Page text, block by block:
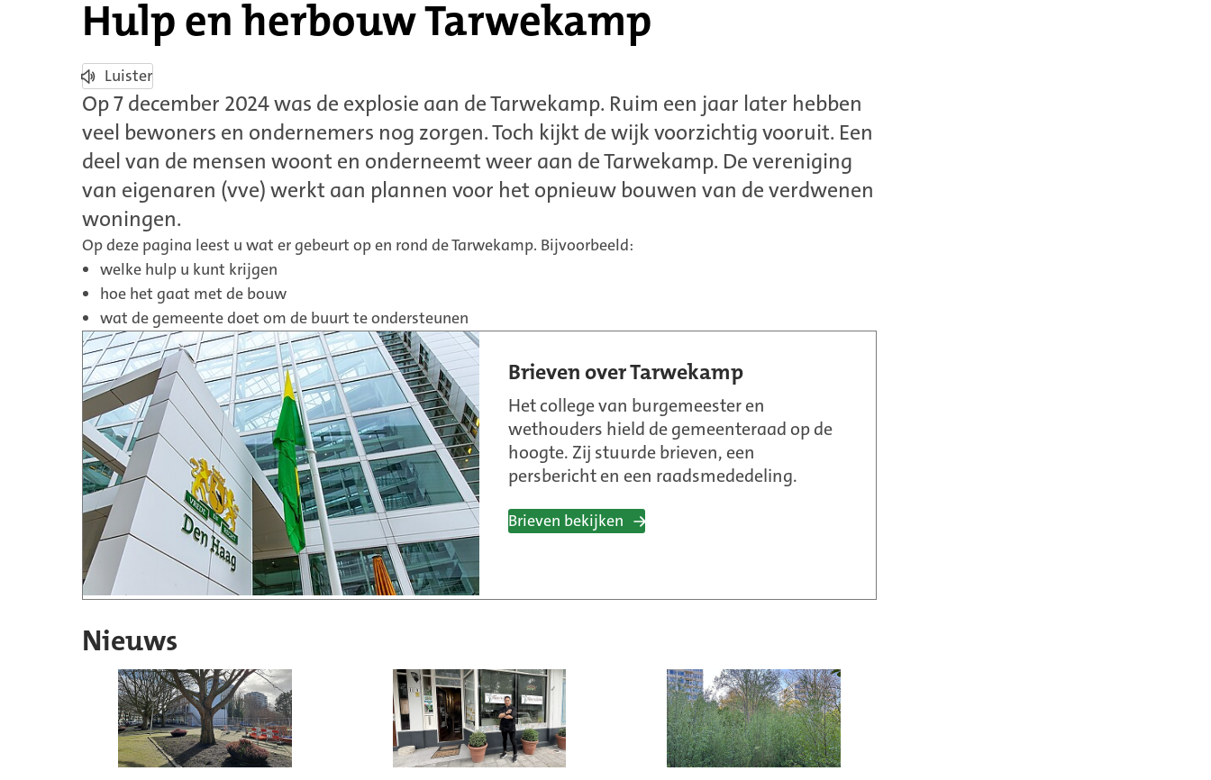
om
door
te
navigeren.
Hulp en herbouw Tarwekamp
Luister
Op 7 december 2024 was de explosie aan de Tarwekamp. Ruim een jaar later hebben
veel bewoners en ondernemers nog zorgen. Toch kijkt de wijk voorzichtig vooruit. Een
deel van de mensen woont en onderneemt weer aan de Tarwekamp. De vereniging
van eigenaren (vve) werkt aan plannen voor het opnieuw bouwen van de verdwenen
woningen.
Op deze pagina leest u wat er gebeurt op en rond de Tarwekamp. Bijvoorbeeld:
welke hulp u kunt krijgen
hoe het gaat met de bouw
wat de gemeente doet om de buurt te ondersteunen
Brieven over Tarwekamp
Het college van burgemeester en
wethouders hield de gemeenteraad op de
hoogte. Zij stuurde brieven, een
persbericht en een raadsmededeling.
Brieven bekijken
Nieuws